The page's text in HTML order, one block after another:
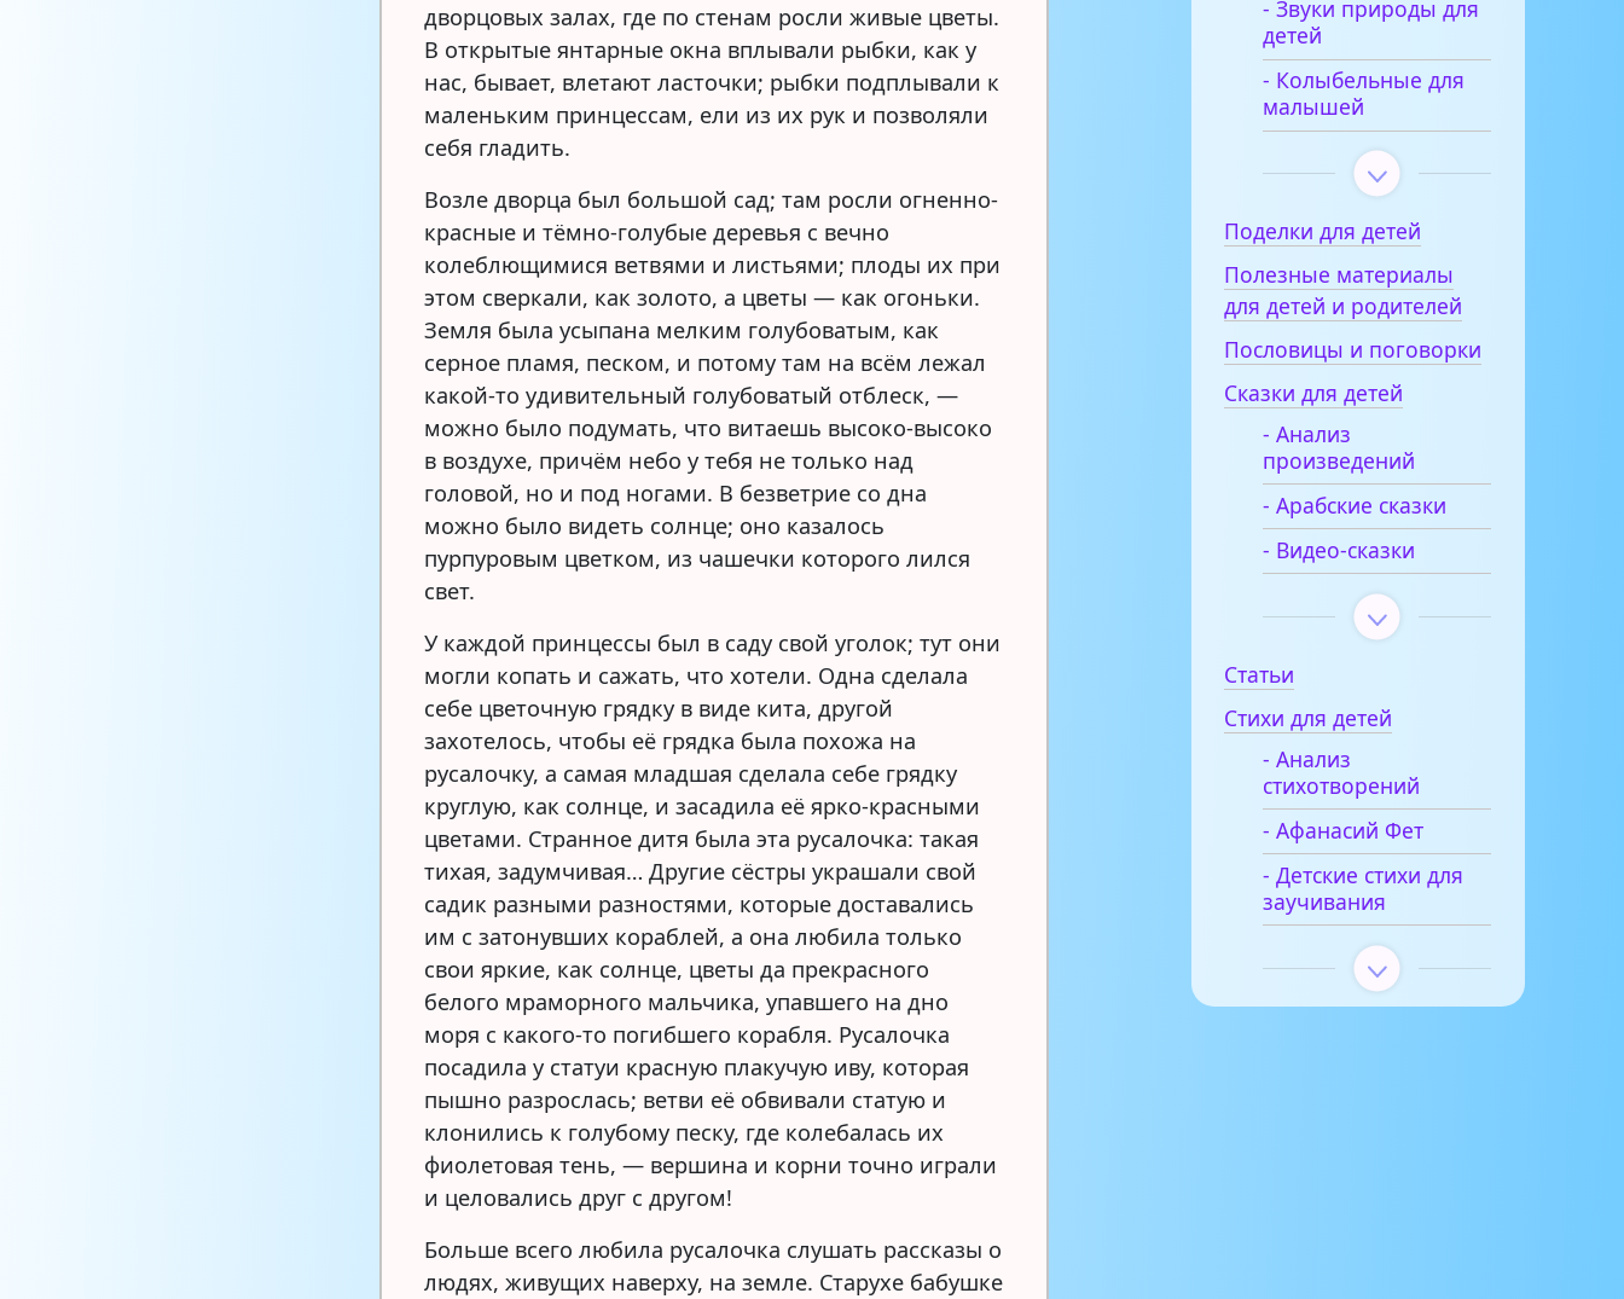
дворцовых залах, где по стенам росли живые цветы.
В открытые янтарные окна вплывали рыбки, как у
нас, бывает, влетают ласточки; рыбки подплывали к
маленьким принцессам, ели из их рук и позволяли
себя гладить.
Возле дворца был большой сад; там росли огненно-
красные и тёмно-голубые деревья с вечно
колеблющимися ветвями и листьями; плоды их при
этом сверкали, как золото, а цветы — как огоньки.
Земля была усыпана мелким голубоватым, как
серное пламя, песком, и потому там на всём лежал
какой-то удивительный голубоватый отблеск, —
можно было подумать, что витаешь высоко-высоко
в воздухе, причём небо у тебя не только над
головой, но и под ногами. В безветрие со дна
можно было видеть солнце; оно казалось
пурпуровым цветком, из чашечки которого лился
свет.
У каждой принцессы был в саду свой уголок; тут они
могли копать и сажать, что хотели. Одна сделала
себе цветочную грядку в виде кита, другой
захотелось, чтобы её грядка была похожа на
русалочку, а самая младшая сделала себе грядку
круглую, как солнце, и засадила её ярко-красными
цветами. Странное дитя была эта русалочка: такая
тихая, задумчивая… Другие сёстры украшали свой
садик разными разностями, которые доставались
им с затонувших кораблей, а она любила только
свои яркие, как солнце, цветы да прекрасного
белого мраморного мальчика, упавшего на дно
моря с какого-то погибшего корабля. Русалочка
посадила у статуи красную плакучую иву, которая
пышно разрослась; ветви её обвивали статую и
клонились к голубому песку, где колебалась их
фиолетовая тень, — вершина и корни точно играли
и целовались друг с другом!
Больше всего любила русалочка слушать рассказы о
людях, живущих наверху, на земле. Старухе бабушке
- Звуки природы для
детей
- Колыбельные для
малышей
Поделки для детей
Полезные материалы
для детей и родителей
Пословицы и поговорки
Сказки для детей
- Анализ
произведений
- Арабские сказки
- Видео-сказки
Статьи
Стихи для детей
- Анализ
стихотворений
- Афанасий Фет
- Детские стихи для
заучивания